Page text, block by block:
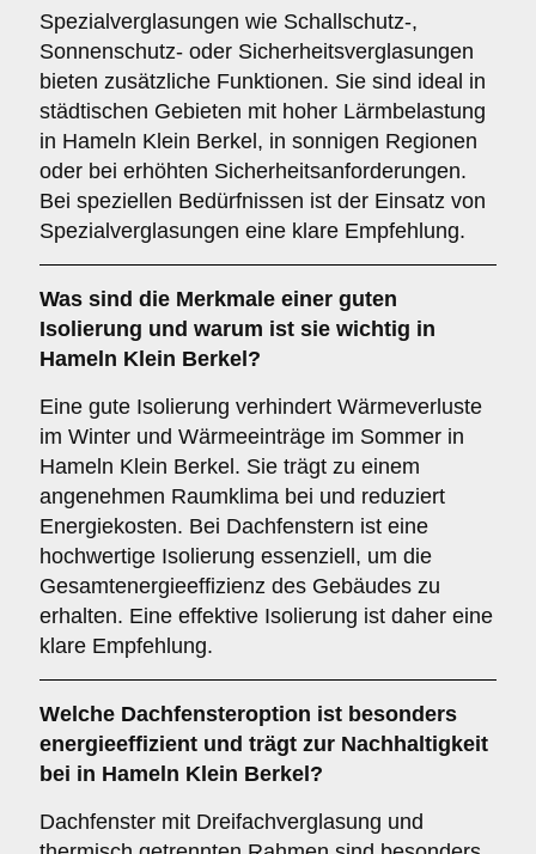
Spezialverglasungen wie Schallschutz-,
Sonnenschutz- oder Sicherheitsverglasungen
bieten zusätzliche Funktionen. Sie sind ideal in
städtischen Gebieten mit hoher Lärmbelastung
in Hameln Klein Berkel, in sonnigen Regionen
oder bei erhöhten Sicherheitsanforderungen.
Bei speziellen Bedürfnissen ist der Einsatz von
Spezialverglasungen eine klare Empfehlung.
Was sind die Merkmale einer guten
Isolierung und warum ist sie wichtig in
Hameln Klein Berkel?
Eine gute Isolierung verhindert Wärmeverluste
im Winter und Wärmeeinträge im Sommer in
Hameln Klein Berkel. Sie trägt zu einem
angenehmen Raumklima bei und reduziert
Energiekosten. Bei Dachfenstern ist eine
hochwertige Isolierung essenziell, um die
Gesamtenergieeffizienz des Gebäudes zu
erhalten. Eine effektive Isolierung ist daher eine
klare Empfehlung.
Welche Dachfensteroption ist besonders
energieeffizient und trägt zur Nachhaltigkeit
bei in Hameln Klein Berkel?
Dachfenster mit Dreifachverglasung und